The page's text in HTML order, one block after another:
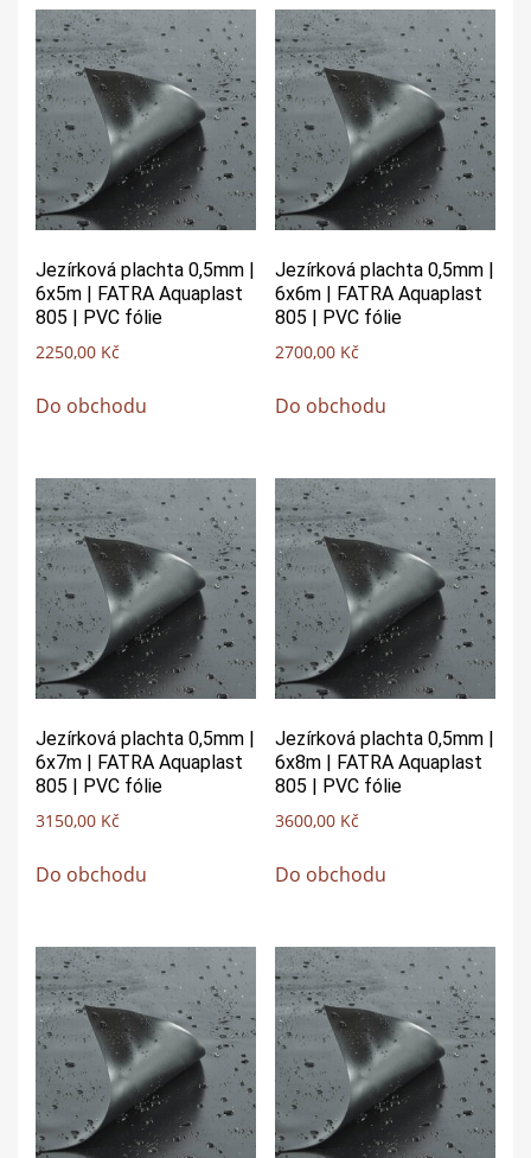
Jezírková plachta 0,5mm |
6x5m | FATRA Aquaplast
805 | PVC fólie
2250,00 Kč
Do obchodu
Jezírková plachta 0,5mm |
6x6m | FATRA Aquaplast
805 | PVC fólie
2700,00 Kč
Do obchodu
Jezírková plachta 0,5mm |
6x7m | FATRA Aquaplast
805 | PVC fólie
3150,00 Kč
Do obchodu
Jezírková plachta 0,5mm |
6x8m | FATRA Aquaplast
805 | PVC fólie
3600,00 Kč
Do obchodu